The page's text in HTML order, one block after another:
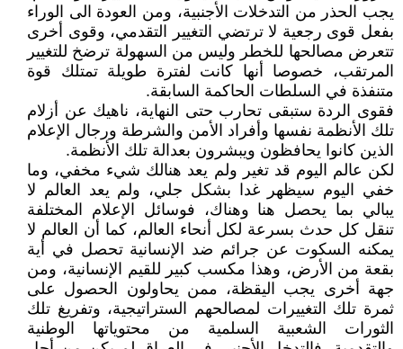
يجب الحذر من التدخلات الأجنبية، ومن العودة الى الوراء
بفعل قوى رجعية لا ترتضي التغيير التقدمي، وقوى أخرى
تتعرض مصالحها للخطر وليس من السهولة ترضخ للتغيير
المرتقب، خصوصا أنها كانت لفترة طويلة تمتلك قوة
متنفذة في السلطات الحاكمة السابقة.
فقوى الردة ستبقى تحارب حتى النهاية، ناهيك عن أزلام
تلك الأنظمة نفسها وأفراد الأمن والشرطة ورجال الإعلام
الذين كانوا يحافظون ويبشرون بعدالة تلك الأنظمة.
لكن عالم اليوم قد تغير ولم يعد هنالك شيء مخفي، وما
خفي اليوم سيظهر غدا بشكل جلي، ولم يعد العالم لا
يبالي بما يحصل هنا وهناك، فوسائل الإعلام المختلفة
تنقل كل حدث بسرعة لكل أنحاء العالم، كما أن العالم لا
يمكنه السكوت عن جرائم ضد الإنسانية تحصل في أية
بقعة من الأرض، وهذا مكسب كبير للقيم الإنسانية، ومن
جهة أخرى يجب اليقظة، ممن يحاولون الحصول على
ثمرة تلك التغييرات لمصالحهم الستراتيجية، وتفريغ تلك
الثورات الشعبية السلمية من محتوياتها الوطنية